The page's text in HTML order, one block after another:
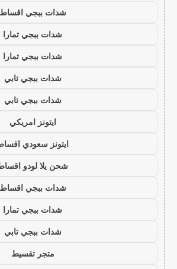
شدات ببجي اقساط
شدات ببجي تمارا
شدات ببجي تمارا
شدات ببجي تابي
شدات ببجي تابي
ايتونز امريكي
ايتونز سعودي
شحن يلا لودو
شدات ببجي اقساط
شدات ببجي تمارا
شدات ببجي تابي
متجر تقسيط